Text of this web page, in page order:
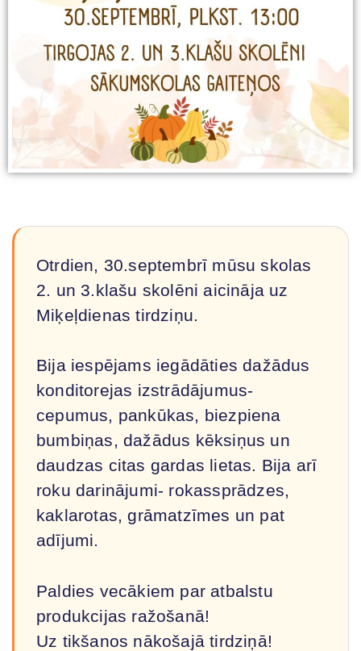
Otrdien, 30.septembrī mūsu skolas
2. un 3.klašu skolēni aicināja uz
Miķeļdienas tirdziņu.
Bija iespējams iegādāties dažādus
konditorejas izstrādājumus-
cepumus, pankūkas, biezpiena
bumbiņas, dažādus kēksiņus un
daudzas citas gardas lietas. Bija arī
roku darinājumi- rokassprādzes,
kaklarotas, grāmatzīmes un pat
adījumi.
Paldies vecākiem par atbalstu
produkcijas ražošanā!
Uz tikšanos nākošajā tirdziņā!